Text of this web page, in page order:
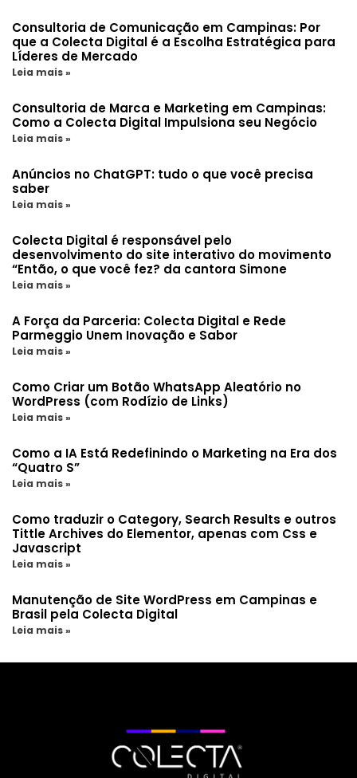
Consultoria de Comunicação em Campinas: Por
que a Colecta Digital é a Escolha Estratégica para
Líderes de Mercado
Leia mais »
Consultoria de Marca e Marketing em Campinas:
Como a Colecta Digital Impulsiona seu Negócio
Leia mais »
Anúncios no ChatGPT: tudo o que você precisa
saber
Leia mais »
Colecta Digital é responsável pelo
desenvolvimento do site interativo do movimento
“Então, o que você fez? da cantora Simone
Leia mais »
A Força da Parceria: Colecta Digital e Rede
Parmeggio Unem Inovação e Sabor
Leia mais »
Como Criar um Botão WhatsApp Aleatório no
WordPress (com Rodízio de Links)
Leia mais »
Como a IA Está Redefinindo o Marketing na Era dos
“Quatro S”
Leia mais »
Como traduzir o Category, Search Results e outros
Tittle Archives do Elementor, apenas com Css e
Javascript
Leia mais »
Manutenção de Site WordPress em Campinas e
Brasil pela Colecta Digital
Leia mais »